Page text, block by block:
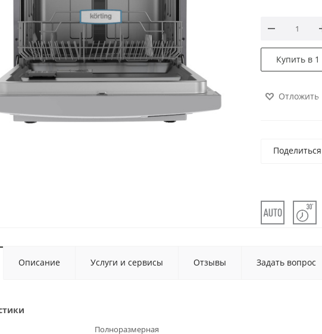
Купить в 1
Отложить
Поделиться
Описание Услуги и сервисы Отзывы Задать вопрос
Полноразмерная